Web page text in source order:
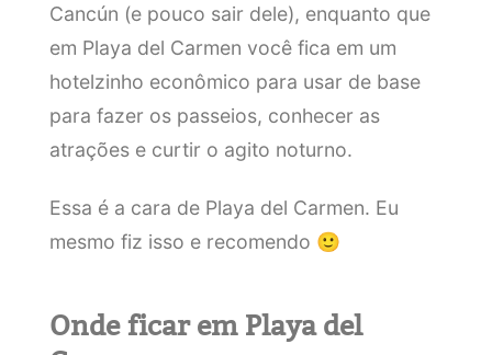
Cancún (e pouco sair dele), enquanto que
em Playa del Carmen você fica em um
hotelzinho econômico para usar de base
para fazer os passeios, conhecer as
atrações e curtir o agito noturno.
Essa é a cara de Playa del Carmen. Eu
mesmo fiz isso e recomendo 🙂
Onde ficar em Playa del